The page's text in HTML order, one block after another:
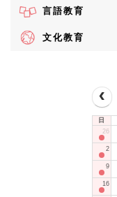
言語教育
文化教育
日
26
2
9
16